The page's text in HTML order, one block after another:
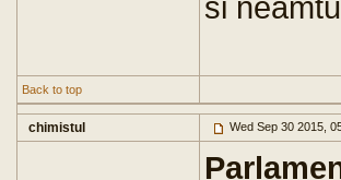
Back to top
chimistul Wed Sep 30 2015,